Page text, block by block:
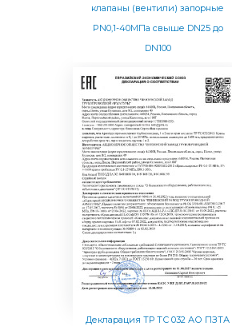
клапаны (вентили) запорные
PN0,1-40МПа свыше DN25 до
DN100
Декларация ТР ТС 032 АО ПЗТА